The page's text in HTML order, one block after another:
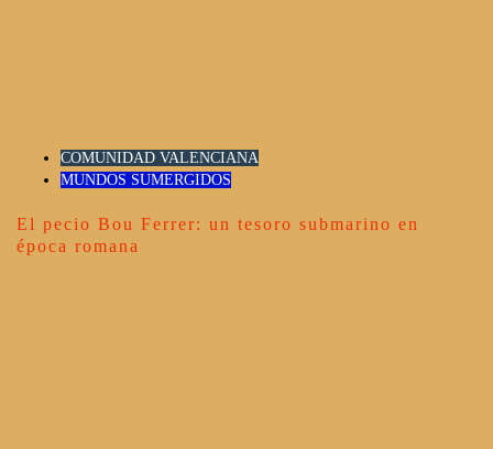
COMUNIDAD VALENCIANA
MUNDOS SUMERGIDOS
El pecio Bou Ferrer: un tesoro submarino en
época romana